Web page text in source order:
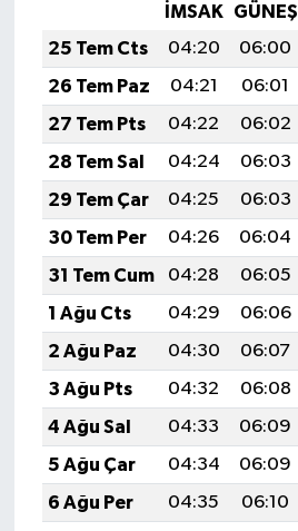
İMSAK GÜNEŞ
25 Tem Cts
04:20 06:00
26 Tem Paz
04:21 06:01
27 Tem Pts
04:22 06:02
28 Tem Sal
04:24 06:03
29 Tem Çar
04:25 06:03
30 Tem Per
04:26 06:04
31 Tem Cum
04:28 06:05
1 Ağu Cts
04:29 06:06
2 Ağu Paz
04:30 06:07
3 Ağu Pts
04:32 06:08
4 Ağu Sal
04:33 06:09
5 Ağu Çar
04:34 06:09
6 Ağu Per
04:35 06:10